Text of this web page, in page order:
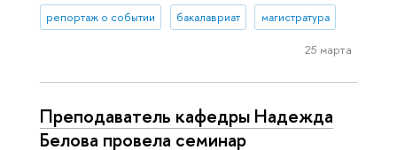
репортаж о событии бакалавриат магистратура
25 марта
Преподаватель кафедры Надежда
Белова провела семинар